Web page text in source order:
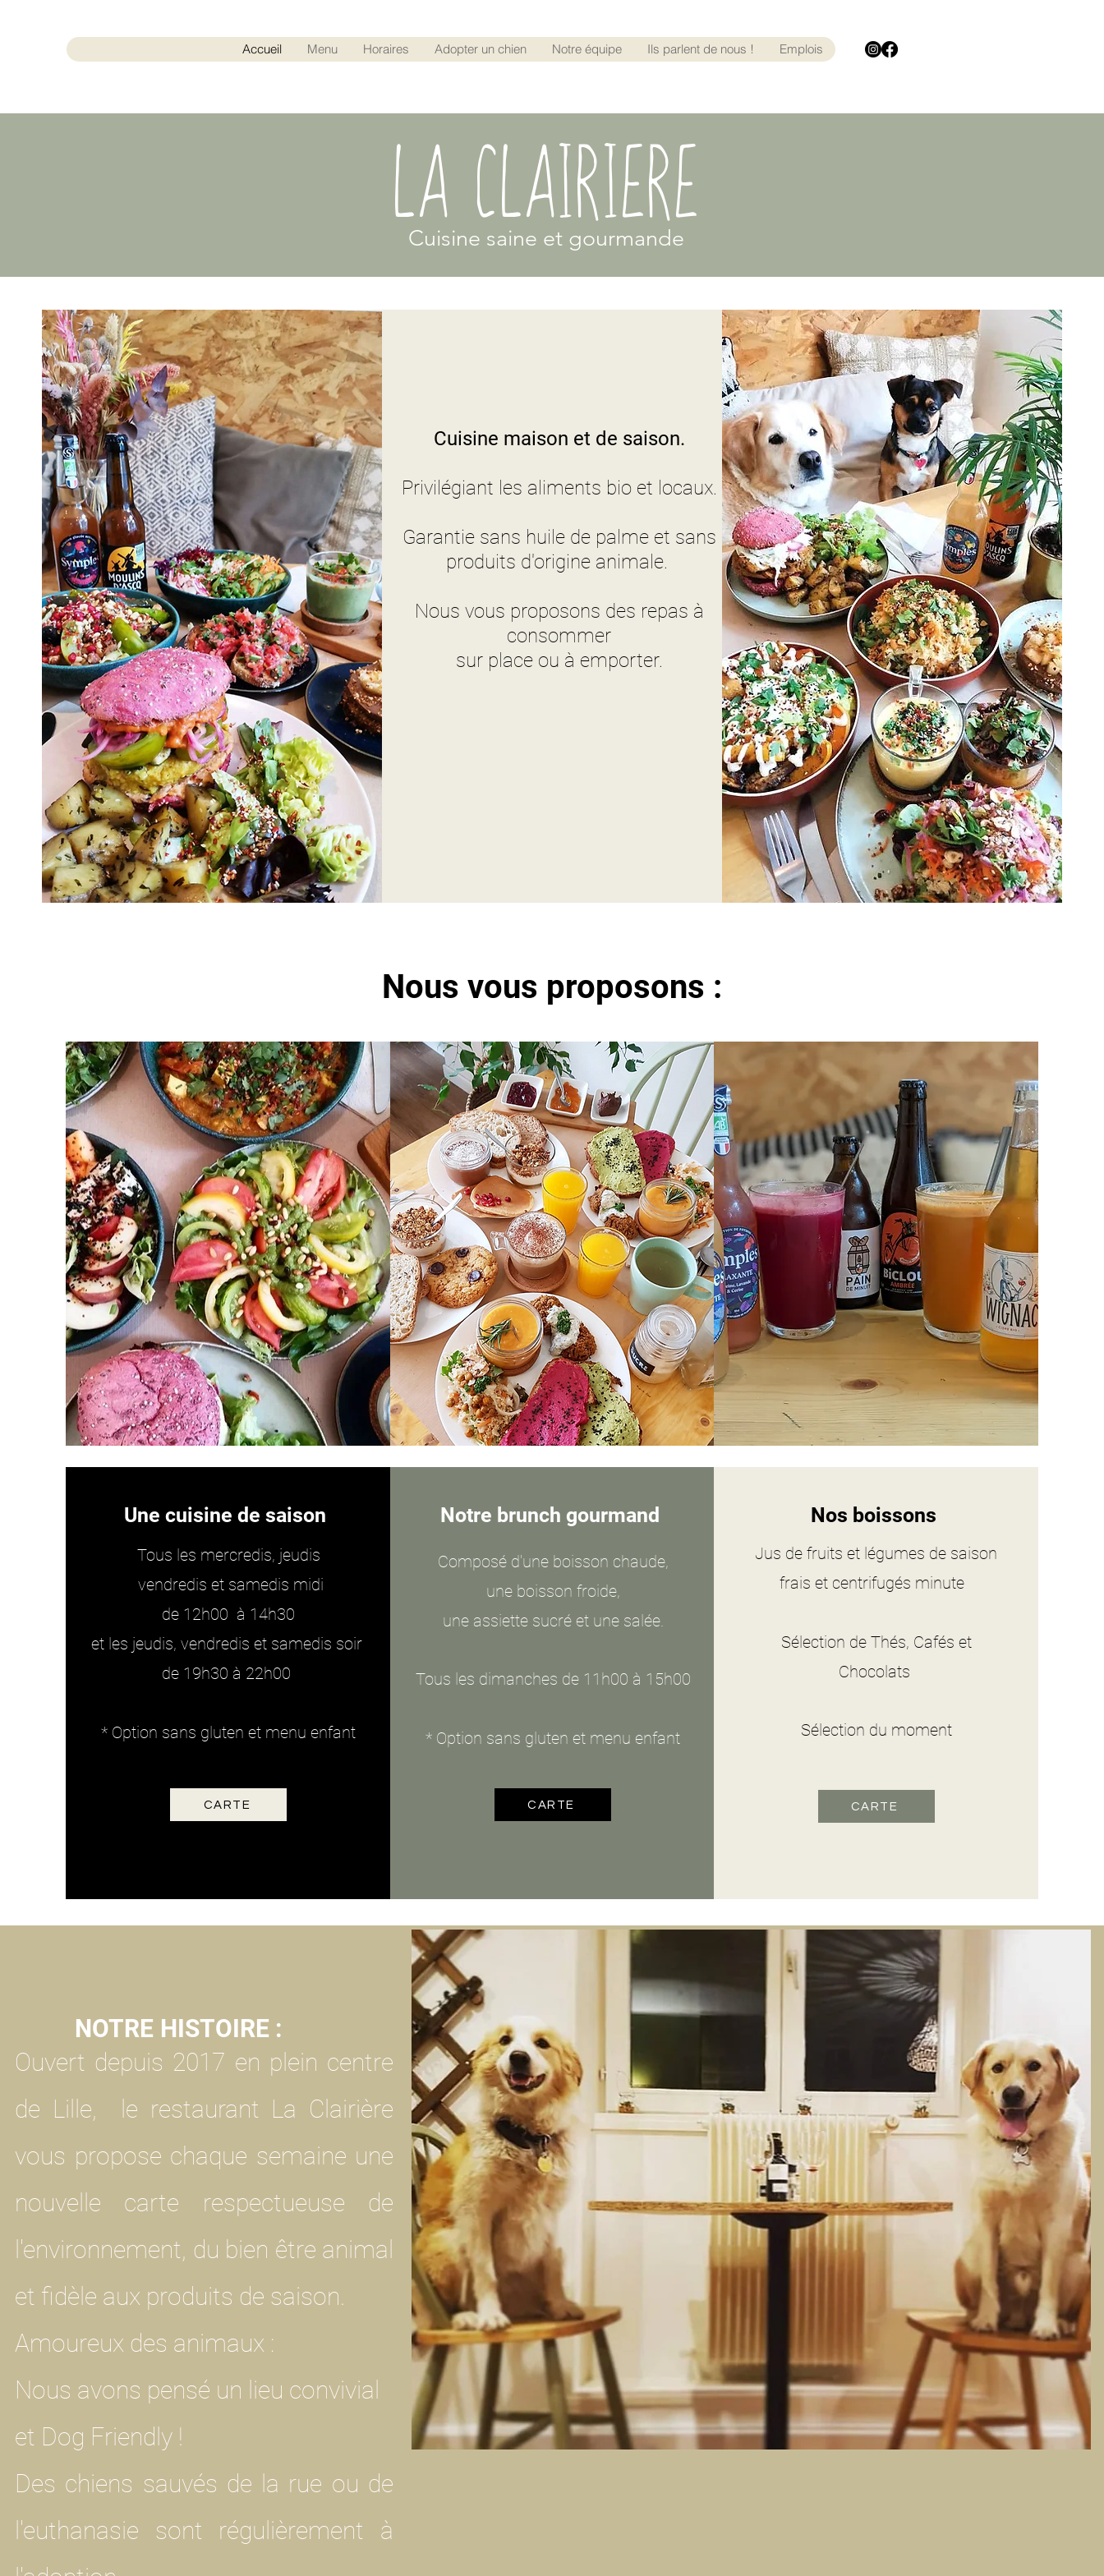
Accueil Menu Horaires Adopter un chien Notre équipe Ils parlent de nous ! Emplois
LA CLAIRIERE
Cuisine saine et gourmande
Cuisine maison et de saison.
Privilégiant les aliments bio et locaux.
Garantie sans huile de palme et sans
produits d'origine animale.
Nous vous proposons des repas à
consommer
sur place ou à emporter.
Nous vous proposons :
Une cuisine de saison
Tous les mercredis, jeudis
vendredis et samedis midi
de 12h00 à 14h30
et les jeudis, vendredis et samedis soir
de 19h30 à 22h00
* Option sans gluten et menu enfant
CARTE
Notre brunch gourmand
Composé d'une boisson chaude,
une boisson froide,
une assiette sucré et une salée.
Tous les dimanches de 11h00 à 15h00
* Option sans gluten et menu enfant
CARTE
Nos boissons
Jus de fruits et légumes de saison
frais et centrifugés minute
Sélection de Thés, Cafés et
Chocolats
Sélection du moment
CARTE
Ouvert depuis 2017 en plein centre
de Lille,
le restaurant La Clairière
vous propose chaque semaine une
nouvelle carte respectueuse de
l'environnement, du bien être animal
et fidèle aux produits de saison. ​
Amoureux des animaux :
Nous avons pensé un lieu convivial
et Dog Friendly !
Des chiens sauvés de la rue ou de
l'euthanasie sont régulièrement à
NOTRE HISTOIRE :